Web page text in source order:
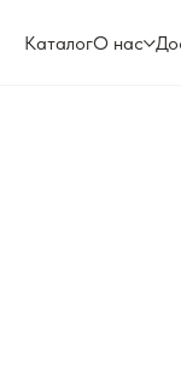
КаталогО нас